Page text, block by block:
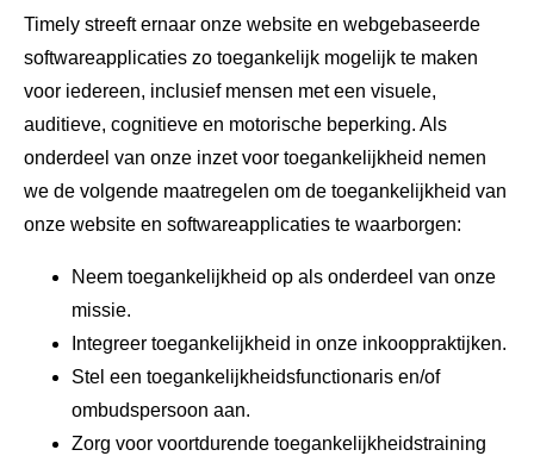
Timely streeft ernaar onze website en webgebaseerde
softwareapplicaties zo toegankelijk mogelijk te maken
voor iedereen, inclusief mensen met een visuele,
auditieve, cognitieve en motorische beperking. Als
onderdeel van onze inzet voor toegankelijkheid nemen
we de volgende maatregelen om de toegankelijkheid van
onze website en softwareapplicaties te waarborgen:
Neem toegankelijkheid op als onderdeel van onze
missie.
Integreer toegankelijkheid in onze inkooppraktijken.
Stel een toegankelijkheidsfunctionaris en/of
ombudspersoon aan.
Zorg voor voortdurende toegankelijkheidstraining